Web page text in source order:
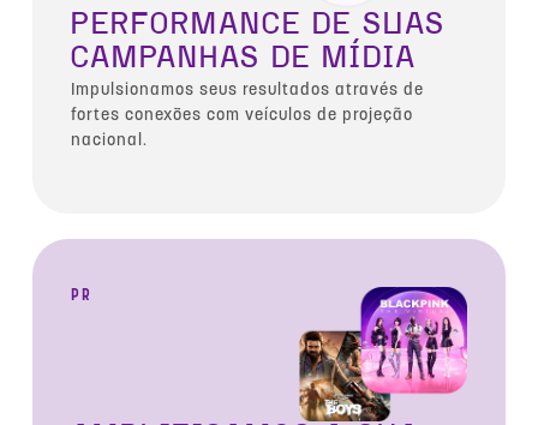
PERFORMANCE DE SUAS
CAMPANHAS DE MÍDIA
Impulsionamos seus resultados através de
fortes conexões com veículos de projeção
nacional.
PR